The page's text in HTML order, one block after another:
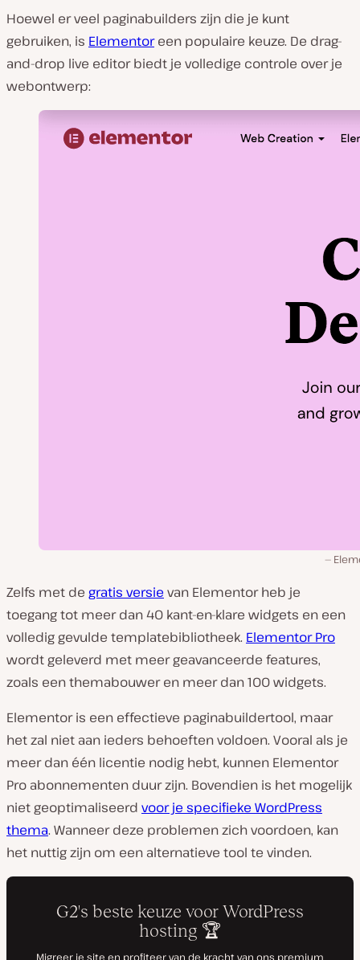
Hoewel er veel paginabuilders zijn die je kunt
gebruiken, is Elementoreen populaire keuze. De drag-
and-drop live editor biedt je volledige controle over je
webontwerp:
Zelfs met de gratis versie van Elementor heb je
toegang tot meer dan 40 kant-en-klare widgets en een
volledig gevulde templatebibliotheek. Elementor Pro
wordt geleverd met meer geavanceerde features,
zoals een themabouwer en meer dan 100 widgets.
Elementor is een effectieve paginabuildertool, maar
het zal niet aan ieders behoeften voldoen. Vooral als je
meer dan één licentie nodig hebt, kunnen Elementor
Pro abonnementen duur zijn. Bovendien is het mogelijk
niet geoptimaliseerd voor je specifieke WordPress
thema. Wanneer deze problemen zich voordoen, kan
het nuttig zijn om een ​​alternatieve tool te vinden.